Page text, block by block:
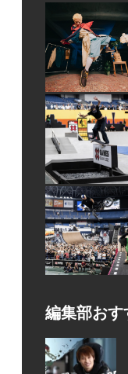
編集部おす